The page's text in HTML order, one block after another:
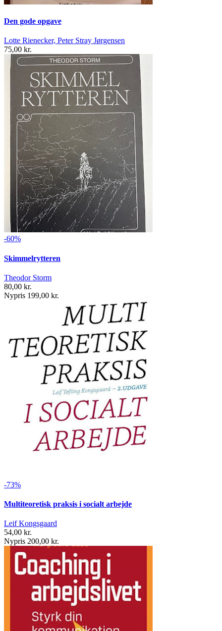
Den gode opgave
Lotte Rienecker, Peter Stray Jørgensen
75,00 kr.
-60%
Skimmelrytteren
Theodor Storm
80,00 kr.
Nypris 199,00 kr.
-73%
Multiteoretisk praksis i socialt arbejde
Leif Kongsgaard
54,00 kr.
Nypris 200,00 kr.